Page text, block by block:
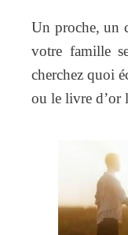
Un proche, un
votre famille
cherchez quoi
ou le livre